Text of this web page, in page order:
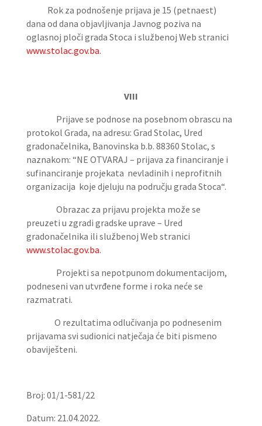
Rok za podnošenje prijava je 15 (petnaest)
dana od dana objavljivanja Javnog poziva na
oglasnoj ploči grada Stoca i službenoj Web stranici
www.stolac.gov.ba.
VIII
Prijave se podnose na posebnom obrascu na
protokol Grada, na adresu: Grad Stolac, Ured
gradonačelnika, Banovinska b.b. 88360 Stolac, s
naznakom: “NE OTVARAJ – prijava za financiranje i
sufinanciranje projekata nevladinih i neprofitnih
organizacija koje djeluju na području grada Stoca“.
Obrazac za prijavu projekta može se
preuzeti u zgradi gradske uprave – Ured
gradonačelnika ili službenoj Web stranici
www.stolac.gov.ba.
Projekti sa nepotpunom dokumentacijom,
podneseni van utvrđene forme i roka neće se
razmatrati.
O rezultatima odlučivanja po podnesenim
prijavama svi sudionici natječaja će biti pismeno
obaviješteni.
Broj: 01/1-581/22
Datum: 21.04.2022.